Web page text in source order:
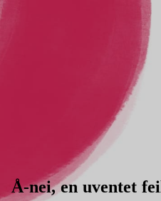
Å-nei, en uventet